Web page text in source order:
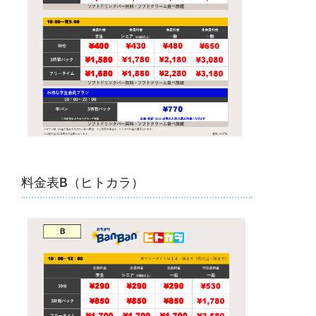
料金表B（ヒトカラ）